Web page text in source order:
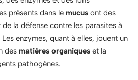
présents dans le mucus ont des
la défense contre les parasites à
Les enzymes, quant à elles, jouent un
des matières organiques et la
pathogènes.